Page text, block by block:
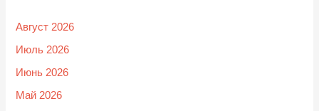
Август 2026
Июль 2026
Июнь 2026
Май 2026